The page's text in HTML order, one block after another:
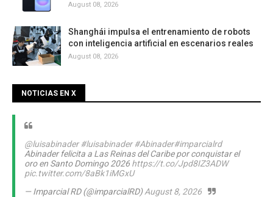
August 08, 2026
Shanghái impulsa el entrenamiento de robots
con inteligencia artificial en escenarios reales
August 08, 2026
NOTICIAS EN X
@luisabinader #luisabinader #Abinader#imparcialrd
Abinader felicita a Las Reinas del Caribe por conquistar el
oro en Santo Domingo 2026 https://t.co/Jpd8IZ3ADW
pic.twitter.com/8aBk1iMGxU
— Imparcial RD (@imparcialRD)August 8, 2026